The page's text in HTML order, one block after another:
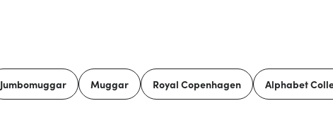
Jumbomuggar Muggar Royal Copenhagen Alphabet